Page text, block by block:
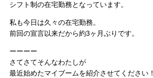
シフト制の在宅勤務となっています。
私も今日は久々の在宅勤務。
前回の宣言以来だから約3ヶ月ぶりです。
ーーーー
さてさてそんなわたしが
最近始めたマイブームを紹介させてください！